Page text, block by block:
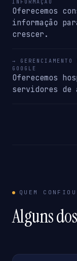
INFORMAÇÃO
Oferecemos
informação
crescer.
→
GOOGLE
Oferecemos
servidores de
QUEM CONFIOU
Alguns